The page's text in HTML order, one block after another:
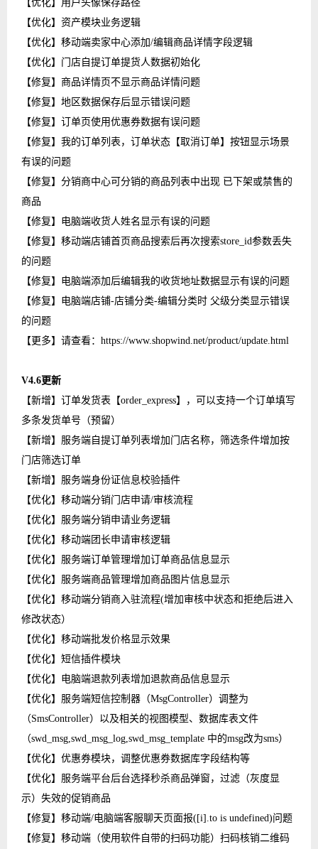
【优化】用户头像保存路径
【优化】资产模块业务逻辑
【优化】移动端卖家中心添加/编辑商品详情字段逻辑
【优化】门店自提订单提货人数据初始化
【修复】商品详情页不显示商品详情问题
【修复】地区数据保存后显示错误问题
【修复】订单页使用优惠券数据有误问题
【修复】我的订单列表，订单状态【取消订单】按钮显示场景
有误的问题
【修复】分销商中心可分销的商品列表中出现 已下架或禁售的
商品
【修复】电脑端收货人姓名显示有误的问题
【修复】移动端店铺首页商品搜索后再次搜索store_id参数丢失
的问题
【修复】电脑端添加后编辑我的收货地址数据显示有误的问题
【修复】电脑端店铺-店铺分类-编辑分类时 父级分类显示错误
的问题
【更多】请查看：https://www.shopwind.net/product/update.html
V4.6更新
【新增】订单发货表【order_express】，可以支持一个订单填写
多条发货单号（预留）
【新增】服务端自提订单列表增加门店名称，筛选条件增加按
门店筛选订单
【新增】服务端身份证信息校验插件
【优化】移动端分销门店申请/审核流程
【优化】服务端分销申请业务逻辑
【优化】移动端团长申请审核逻辑
【优化】服务端订单管理增加订单商品信息显示
【优化】服务端商品管理增加商品图片信息显示
【优化】移动端分销商入驻流程(增加审核中状态和拒绝后进入
修改状态）
【优化】移动端批发价格显示效果
【优化】短信插件模块
【优化】电脑端退款列表增加退款商品信息显示
【优化】服务端短信控制器（MsgController）调整为
（SmsController）以及相关的视图模型、数据库表文件
（swd_msg,swd_msg_log,swd_msg_template 中的msg改为sms）
【优化】优惠券模块，调整优惠券数据库字段结构等
【优化】服务端平台后台选择秒杀商品弹窗，过滤（灰度显
示）失效的促销商品
【修复】移动端/电脑端客服聊天页面报([i].to is undefined)问题
【修复】移动端（使用软件自带的扫码功能）扫码核销二维码